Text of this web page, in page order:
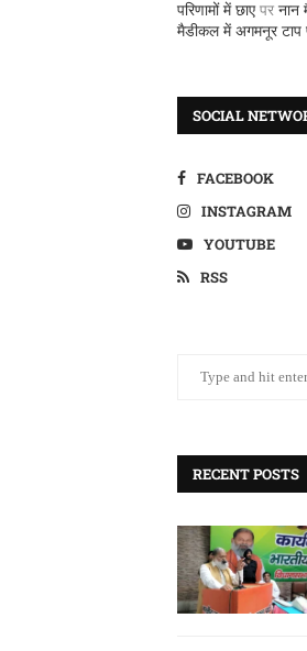
परिणामों में छाएपर नान
मैडीकल में अगमनूर टाप
SOCIAL
FACEBOOK
INSTAGRAM
YOUTUBE
RSS
RECENT POSTS